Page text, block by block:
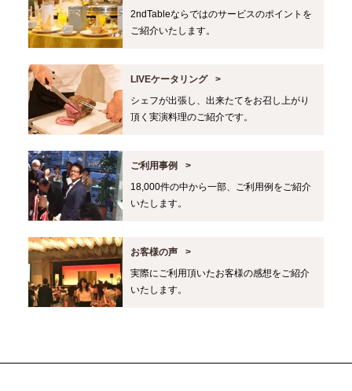
2ndTableならではのサービスのポイントを
ご紹介いたします。
LIVEケータリング
シェフが出張し、出来たてをお召し上がり
頂く実演料理のご紹介です。
ご利用事例
18,000件の中から一部、ご利用例をご紹介
いたします。
お客様の声
実際にご利用頂いたお客様の感想をご紹介
いたします。